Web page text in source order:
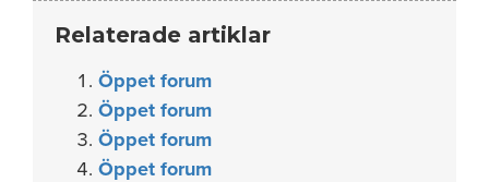
Relaterade artiklar
Öppet forum
Öppet forum
Öppet forum
Öppet forum